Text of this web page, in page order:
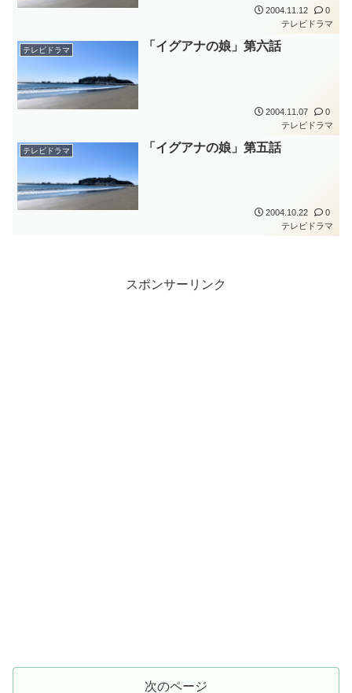
2004.11.12
0
テレビドラマ
テレビドラマ 「イグアナの娘」第六話
2004.11.07
0
テレビドラマ
テレビドラマ 「イグアナの娘」第五話
2004.10.22
0
テレビドラマ
スポンサーリンク
次のページ